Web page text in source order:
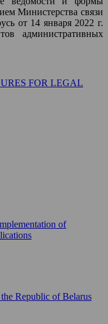
Министерства связи
от 14 января 2022 г.
административных
FOR LEGAL
of
Republic of Belarus